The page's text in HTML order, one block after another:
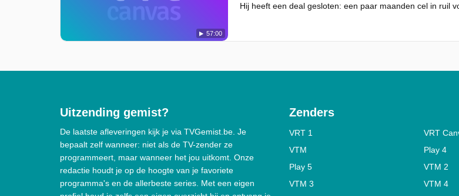
57:00
Hij heeft een deal gesloten: een paar maanden cel in ruil
Uitzending gemist?
De laatste afleveringen kijk je via TVGemist.be. Je
bepaalt zelf wanneer: niet als de TV-zender ze
programmeert, maar wanneer het jou uitkomt. Onze
redactie houdt je op de hoogte van je favoriete
programma's en de allerbeste series. Met een eigen
Zenders
VRT 1
VRT
VTM
Play 4
Play 5
VTM 2
VTM 3
VTM 4